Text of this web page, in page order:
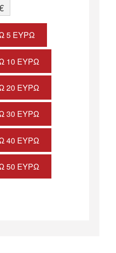
5 ΕΥΡΏ
10 ΕΥΡΏ
20 ΕΥΡΏ
30 ΕΥΡΏ
40 ΕΥΡΏ
50 ΕΥΡΏ